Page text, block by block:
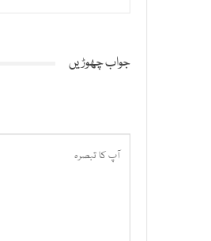
جواب چھوڑیں